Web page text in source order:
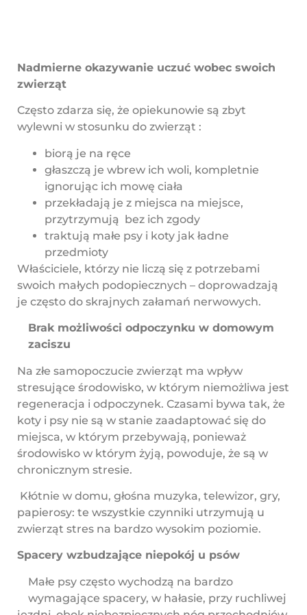
Nadmierne okazywanie uczuć wobec swoich
zwierząt
Często zdarza się, że opiekunowie są zbyt
wylewni w stosunku do zwierząt :
biorą je na ręce
głaszczą je wbrew ich woli, kompletnie
ignorując ich mowę ciała
przekładają je z miejsca na miejsce,
przytrzymują bez ich zgody
traktują małe psy i koty jak ładne
przedmioty
Właściciele, którzy nie liczą się z potrzebami
swoich małych podopiecznych – doprowadzają
je często do skrajnych załamań nerwowych.
Brak możliwości odpoczynku w domowym
zaciszu
Na złe samopoczucie zwierząt ma wpływ
stresujące środowisko, w którym niemożliwa jest
regeneracja i odpoczynek. Czasami bywa tak, że
koty i psy nie są w stanie zaadaptować się do
miejsca, w którym przebywają, ponieważ
środowisko w którym żyją, powoduje, że są w
chronicznym stresie.
Kłótnie w domu, głośna muzyka, telewizor, gry,
papierosy: te wszystkie czynniki utrzymują u
zwierząt stres na bardzo wysokim poziomie.
Spacery wzbudzające niepokój u psów
Małe psy często wychodzą na bardzo
wymagające spacery, w hałasie, przy ruchliwej